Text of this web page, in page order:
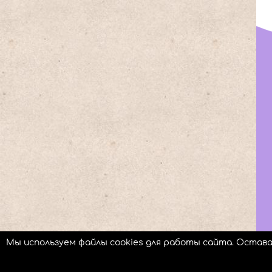
Мы используем файлы cookies для работы сайта.